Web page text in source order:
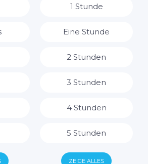
1 Stunde
Eine Stunde
2 Stunden
3 Stunden
4 Stunden
5 Stunden
6 Stunden
ZEIGE ALLES